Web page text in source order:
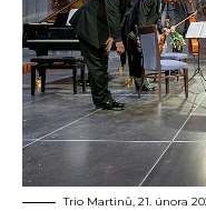
Trio Martinů, 21. února